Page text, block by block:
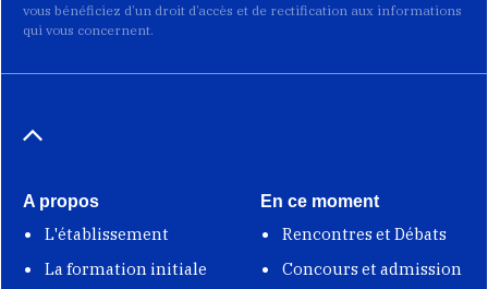
vous bénéficiez d’un droit d’accès et de rectification aux informations
qui vous concernent.
A propos
L'établissement
La formation initiale
En ce moment
Rencontres et Débats
Concours et admission